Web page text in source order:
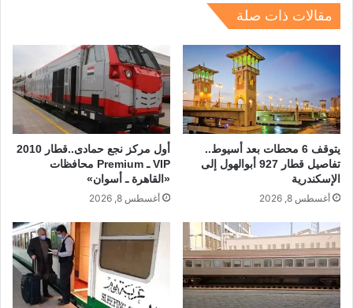
o
k
p
مقالات ذات صلة
يتوقف 6 محطات بعد أسيوط..
تفاصيل قطار 927 أبوالهول إلى
الإسكندرية
أغسطس 8, 2026
أول مركز نجع حمادى..قطار 2010
VIP ـ Premium محافظات
«القاهرة ـ أسوان»
أغسطس 8, 2026